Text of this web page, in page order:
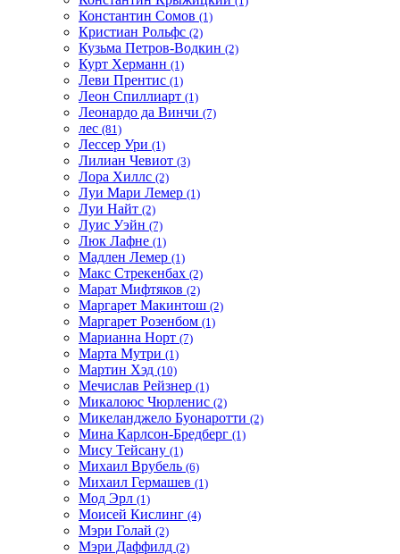
Константин Сомов (1)
Кристиан Рольфс (2)
Кузьма Петров-Водкин (2)
Курт Херманн (1)
Леви Прентис (1)
Леон Спиллиарт (1)
Леонардо да Винчи (7)
лес (81)
Лессер Ури (1)
Лилиан Чевиот (3)
Лора Хиллс (2)
Луи Мари Лемер (1)
Луи Найт (2)
Луис Уэйн (7)
Люк Лафне (1)
Мадлен Лемер (1)
Макс Стрекенбах (2)
Марат Мифтяков (2)
Маргарет Макинтош (2)
Маргарет Розенбом (1)
Марианна Норт (7)
Марта Мутри (1)
Мартин Хэд (10)
Мечислав Рейзнер (1)
Микалоюс Чюрленис (2)
Микеланджело Буонаротти (2)
Мина Карлсон-Бредберг (1)
Мису Тейсану (1)
Михаил Врубель (6)
Михаил Гермашев (1)
Мод Эрл (1)
Моисей Кислинг (4)
Мэри Голай (2)
Мэри Даффилд (2)